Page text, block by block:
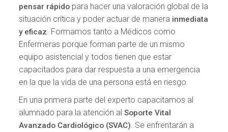
pensar rápido para hacer una valoración global de la
situación crítica y poder actuar de manera inmediata
y eficaz. Formamos tanto a Médicos como
Enfermeras porque forman parte de un mismo
equipo asistencial y todos tienen que estar
capacitados para dar respuesta a una emergencia
en la que la vida de una persona está en riesgo.
En una primera parte del experto capacitamos al
alumnado para la atención alSoporte Vital
Avanzado Cardiológico (SVAC). Se enfrentarán a